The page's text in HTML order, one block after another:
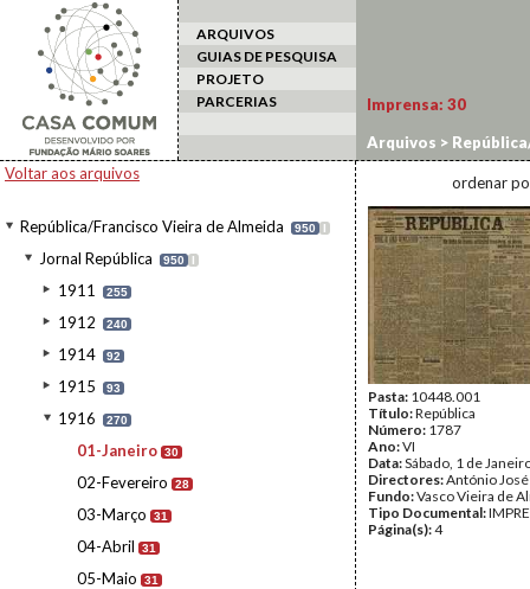
ARQUIVOS
GUIAS DE PESQUISA
PROJETO
PARCERIAS
Voltar aos arquivos
República/Francisco Vieira de Almeida 950 I
Jornal República 950 I
1911 255
1912 240
1914 92
1915 93
1916 270
01-Janeiro 30
02-Fevereiro 28
03-Março 31
04-Abril 31
05-Maio 31
Imprensa: 30
Arquivos >
ordenar
Pasta: 10448.001
Título:República
Número: 1787
Ano:VI
Data:Sábado, 1 de
Directores:António
Fundo:Vasco Vieira de
Tipo Documental:
Página(s):4